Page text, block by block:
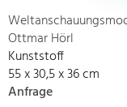
Ottmar Hörl
Kunststoff
55 x 30,5 x 36 cm
Anfrage